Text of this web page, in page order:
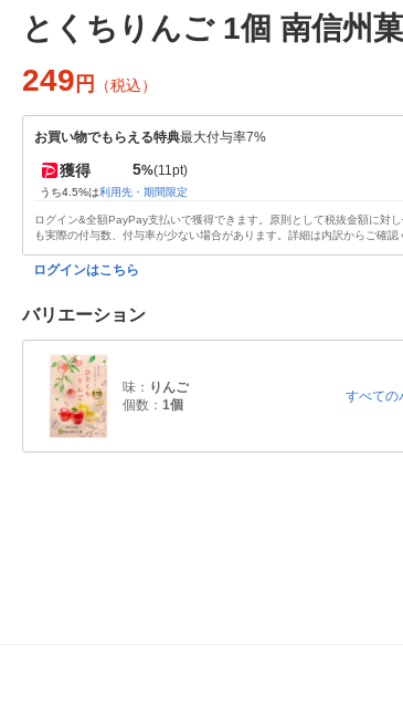
とくちりんご 1個 南信州
249 円 （税込）
お買い物でもらえる特典最大付与率7%
獲得 5%(11pt)
うち4.5%は利用先・期間限定
ログイン&全額PayPay支払いで獲得できます。原則として税抜金額に対
も実際の付与数、付与率が少ない場合があります。詳細は内訳からご確認
ログインはこちら
バリエーション
味： りんご
個数： 1個
すべての